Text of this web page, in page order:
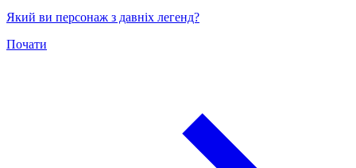
Який ви персонаж з давніх легенд?
Почати